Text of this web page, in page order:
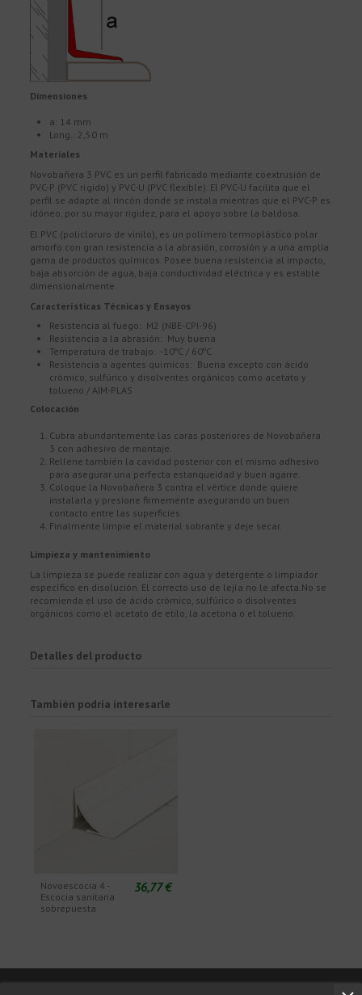
Dimensiones
a: 14 mm
Long.: 2,50 m
Materiales
Novobañera 3 PVC es un perfil fabricado mediante coextrusión de
PVC-P (PVC rígido) y PVC-U (PVC flexible). El PVC-U facilita que el
perfil se adapte al rincón donde se instala mientras que el PVC-P es
idóneo, por su mayor rigidez, para el apoyo sobre la baldosa.
El PVC (policloruro de vinilo), es un polímero termoplástico polar
amorfo con gran resistencia a la abrasión, corrosión y a una amplia
gama de productos químicos. Posee buena resistencia al impacto,
baja absorción de agua, baja conductividad eléctrica y es estable
dimensionalmente.
Características Técnicas y Ensayos
Resistencia al fuego: M2 (NBE-CPI-96)
Resistencia a la abrasión: Muy buena
Temperatura de trabajo: -10ºC / 60ºC
Resistencia a agentes químicos: Buena excepto con ácido
crómico, sulfúrico y disolventes orgánicos como acetato y
tolueno / AIM-PLAS
Colocación
Cubra abundantemente las caras posteriores de Novobañera
3 con adhesivo de montaje.
Rellene también la cavidad posterior con el mismo adhesivo
para asegurar una perfecta estanqueidad y buen agarre.
Coloque la Novobañera 3 contra el vértice donde quiere
instalarla y presione firmemente asegurando un buen
contacto entre las superficies.
Finalmente limpie el material sobrante y deje secar.
Limpieza y mantenimiento
La limpieza se puede realizar con agua y detergente o limpiador
específico en disolución. El correcto uso de lejía no le afecta.No se
recomienda el uso de ácido crómico, sulfúrico o disolventes
orgánicos como el acetato de etilo, la acetona o el tolueno.
Detalles del producto
También podría interesarle
Novoescocia 4 -
Escocia sanitaria
sobrepuesta
36,77 €